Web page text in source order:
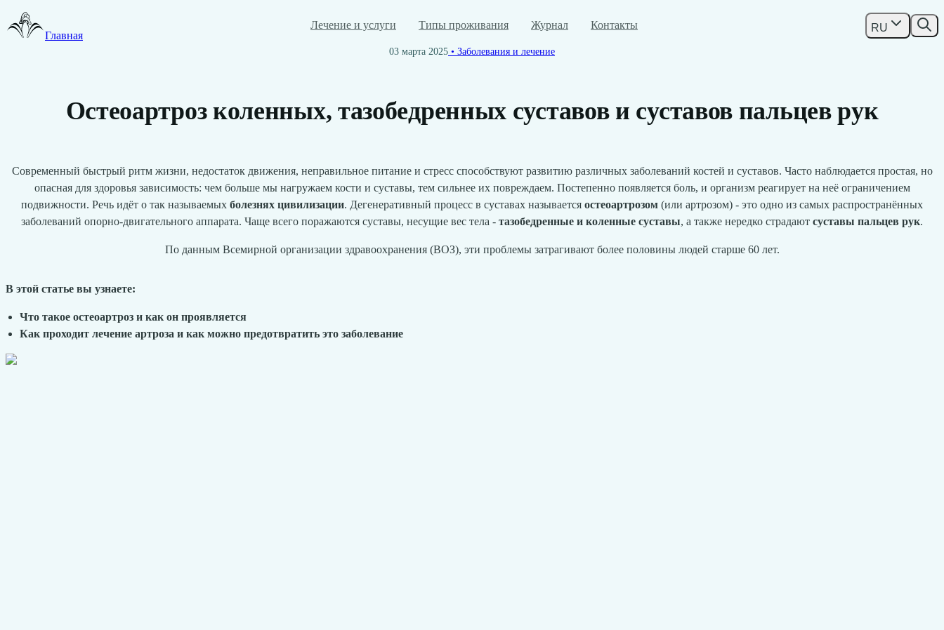
Главная
Лечение и услуги Типы проживания Журнал Контакты RU
03 марта 2025 • Заболевания и лечение
Остеоартроз коленных, тазобедренных суставов и суставов пальцев рук
Современный быстрый ритм жизни, недостаток движения, неправильное питание и стресс способствуют развитию различных заболеваний костей и суставов. Часто наблюдается простая, но
опасная для здоровья зависимость: чем больше мы нагружаем кости и суставы, тем сильнее их повреждаем. Постепенно появляется боль, и организм реагирует на неё ограничением
подвижности. Речь идёт о так называемых болезнях цивилизации. Дегенеративный процесс в суставах называется остеоартрозом (или артрозом) - это одно из самых распространённых
заболеваний опорно-двигательного аппарата. Чаще всего поражаются суставы, несущие вес тела - тазобедренные и коленные суставы, а также нередко страдают суставы пальцев рук.
По данным Всемирной организации здравоохранения (ВОЗ), эти проблемы затрагивают более половины людей старше 60 лет.
В этой статье вы узнаете:
Что такое остеоартроз и как он проявляется
Как проходит лечение артроза и как можно предотвратить это заболевание